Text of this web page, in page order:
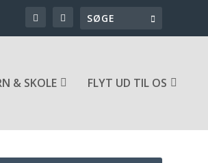
& SKOLE FLYT UD TIL OS